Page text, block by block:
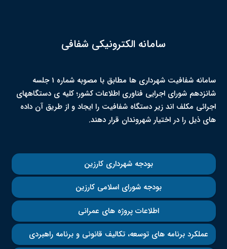
سامانه الکترونیکی
سامانه شفافیت شهرداری ها مطابق با مصوبه شماره 1 جلسه
شانزدهم شورای اجرایی فناوری اطلاعات کشور؛ کلیه ی دستگاههای
اجرائی مکلف اند زیر دستگاه شفافیت را ایجاد و از طریق آن داده
های ذیل را در اختیار شهروندان قرار دهند.
بودجه شهرداری کارزین
بودجه شورای اسلامی کارزین
اطلاعات پروژه های عمرانی
عملکرد برنامه های توسعه، تکالیف قانونی و برنامه راهبردی